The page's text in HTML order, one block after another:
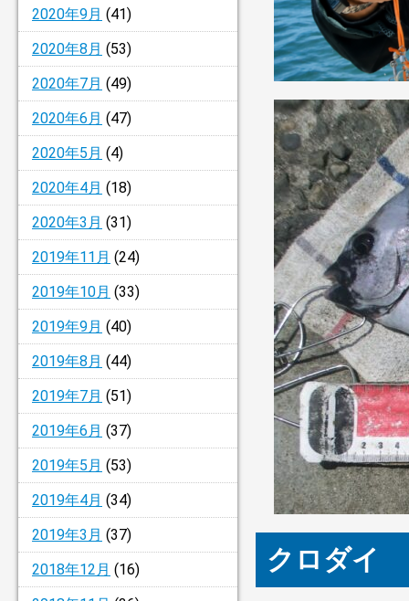
2020年9月 (41)
2020年8月 (53)
2020年7月 (49)
2020年6月 (47)
2020年5月 (4)
2020年4月 (18)
2020年3月 (31)
2019年11月 (24)
2019年10月 (33)
2019年9月 (40)
2019年8月 (44)
2019年7月 (51)
2019年6月 (37)
2019年5月 (53)
2019年4月 (34)
2019年3月 (37)
2018年12月 (16)
クロダイ